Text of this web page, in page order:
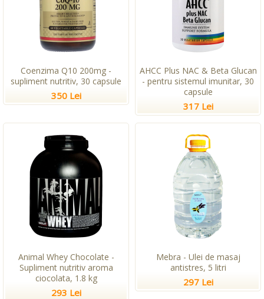
Coenzima Q10 200mg -
supliment nutritiv, 30 capsule
350 Lei
AHCC Plus NAC & Beta Glucan
- pentru sistemul imunitar, 30
capsule
317 Lei
Animal Whey Chocolate -
Supliment nutritiv aroma
ciocolata, 1.8 kg
293 Lei
Mebra - Ulei de masaj
antistres, 5 litri
297 Lei